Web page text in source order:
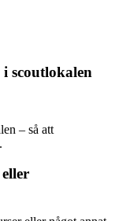
scoutlokalen
– så att